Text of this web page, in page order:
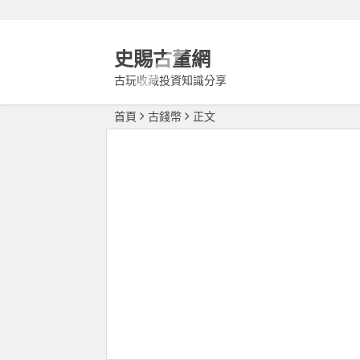
史賜古董網
古玩收藏投資知識分享
首頁 古錢幣 正文